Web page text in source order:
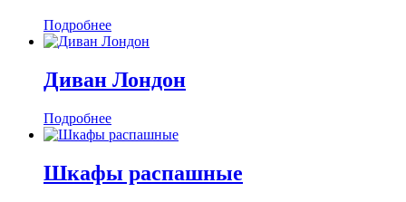
Подробнее
Диван Лондон
Подробнее
Шкафы распашные